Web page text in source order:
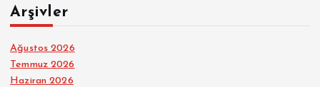
Arşivler
Ağustos 2026
Temmuz 2026
Haziran 2026